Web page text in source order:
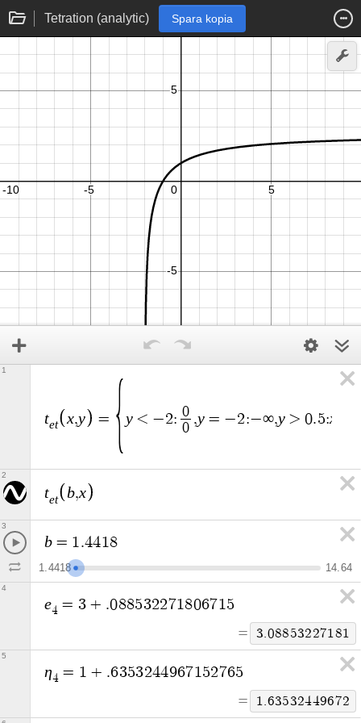
Tetration (analytic) Spara kopia
tet x,y = y < −2: 0
0
,y = −2:−∞,y > 0.5:x
1
tet b,x
2
b = 1 .441 8
1.4418 14.64
3
e4 = 3 + .088532271 80671 5
= 3.08853227181
4
η4 = 1 + .63532449671 52765
= 1.63532449672
5